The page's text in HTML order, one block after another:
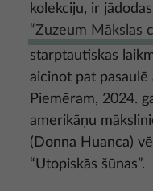
kolekciju, ir
“Zuzeum Mākslas
starptautiskas
aicinot pat pasaulē
Piemēram, 2024.
amerikāņu
(Donna Huanca)
“Utopiskās šūnas”.